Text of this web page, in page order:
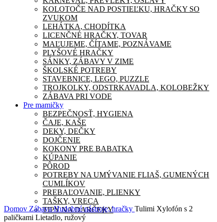
KOLOTOČE NAD POSTIEĽKU, HRAČKY SO
ZVUKOM
LEHÁTKA, CHODÍTKA
LICENČNÉ HRAČKY, TOVAR
MAĽUJEME, ČÍTAME, POZNÁVAME
PLYŠOVÉ HRAČKY
SÁNKY, ZÁBAVY V ZIME
ŠKOLSKÉ POTREBY
STAVEBNICE, LEGO, PUZZLE
TROJKOLKY, ODSTRKAVADLA, KOLOBEŽKY
ZÁBAVA PRI VODE
Pre mamičky
BEZPEČNOSŤ, HYGIENA
ČAJE, KAŠE
DEKY, DEČKY
DOJČENIE
KOKONY PRE BABATKA
KÚPANIE
PÔROD
POTREBY NA UMÝVANIE FLIAŠ, GUMENÝCH
CUMLÍKOV
PREBAĽOVANIE, PLIENKY
TAŠKY, VRECA
TIPY NA DARČEKY
Domov ZábavaHudobné nástroje, hračky Tulimi Xylofón s 2
paličkami Lietadlo, ružový